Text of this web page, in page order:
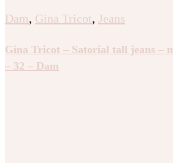
Dam, Gina Tricot, Jeans
Gina Tricot – Satorial tall jeans –
– 32 – Dam